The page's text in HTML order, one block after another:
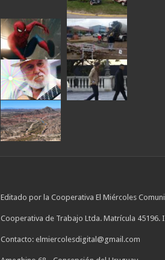
Editado por la Cooperativa El Miércoles
Cooperativa de Trabajo Ltda. Matrícula 45196.
Contacto: elmiercolesdigital@gmail.com